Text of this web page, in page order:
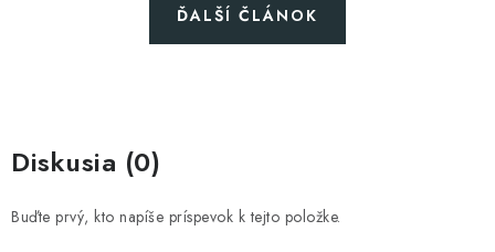
ĎALŠÍ ČLÁNOK
Diskusia (0)
Buďte prvý, kto napíše príspevok k tejto položke.